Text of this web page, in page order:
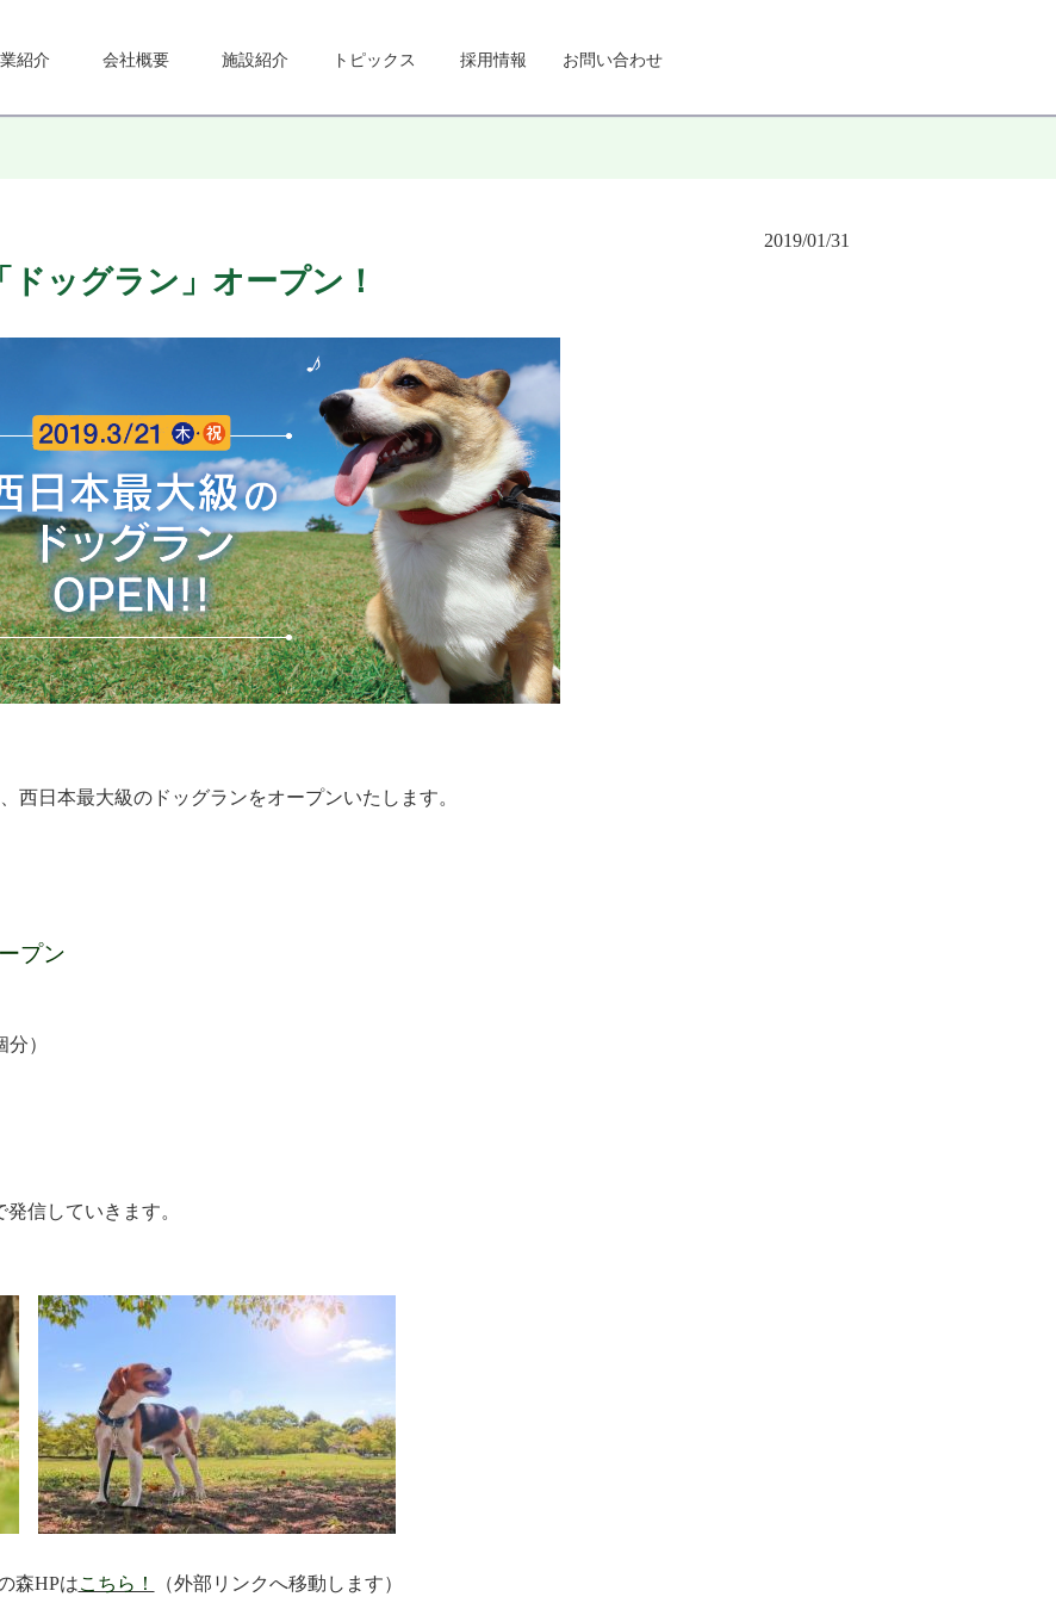
紹介 会社概要 施設紹介 トピックス 採用情報 お問い合わせ
2019/01/31
ッグラン」オープン！
西日本最大級のドッグランをオープンいたします。
プン
）
信していきます。
森HPはこちら！ （外部リンクへ移動します）